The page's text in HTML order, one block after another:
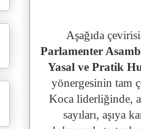
Aşağıda
Parlamenter
Yasal ve Pratik
yönergesinin tam
Koca liderliğinde,
sayıları, aşıya